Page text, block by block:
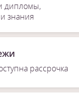
дипломы,
знания
рассрочка